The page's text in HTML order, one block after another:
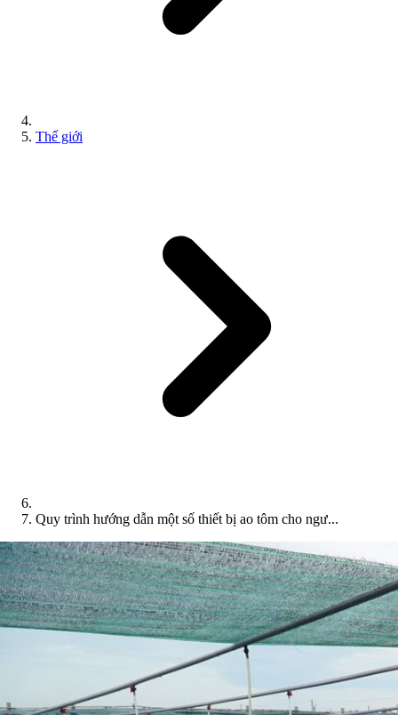
Thế giới
Quy trình hướng dẫn một số thiết bị ao tôm cho ngư...